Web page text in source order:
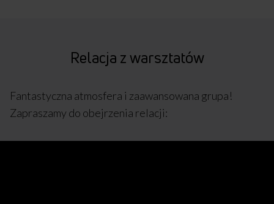
Relacja z warsztatów
Fantastyczna atmosfera i zaawansowana grupa!
Zapraszamy do obejrzenia relacji: